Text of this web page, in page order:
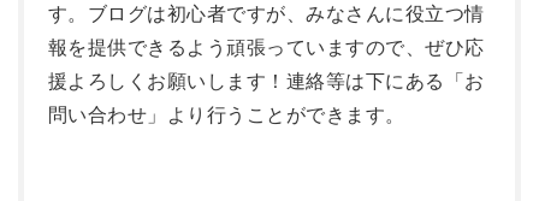
す。ブログは初心者ですが、みなさんに役立つ情
報を提供できるよう頑張っていますので、ぜひ応
援よろしくお願いします！連絡等は下にある「お
問い合わせ」より行うことができます。